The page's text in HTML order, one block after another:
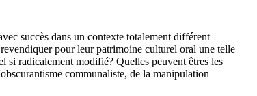
succès dans un contexte totalement différent
pour leur patrimoine culturel oral une telle
si radicalement modifié? Quelles peuvent êtres les
communaliste, de la manipulation